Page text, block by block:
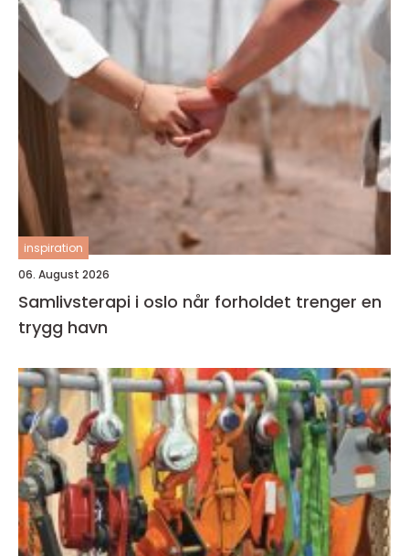
inspiration
06. August 2026
Samlivsterapi i oslo når forholdet trenger en
trygg havn